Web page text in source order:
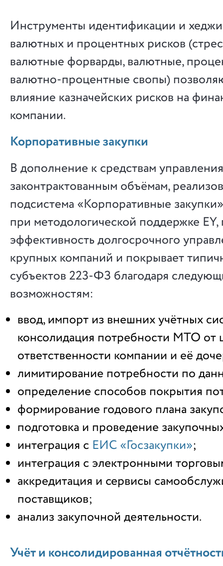
Инструменты идентификации и
валютных и процентных рисков
валютные форварды, валютные,
валютно-процентные свопы)
влияние казначейских рисков на
компании.
Корпоративные закупки
В дополнение к средствам
законтрактованным объёмам,
подсистема «Корпоративные
при методологической поддержке
эффективность долгосрочного
крупных компаний и покрывает
субъектов 223-ФЗ благодаря
возможностям:
ввод, импорт из внешних учётных
консолидация потребности МТО от
ответственности компании и её
лимитирование потребности по
определение способов покрытия
формирование годового плана
подготовка и проведение
интеграция с ЕИС «Госзакупки»;
интеграция с электронными
аккредитация и сервисы
поставщиков;
анализ закупочной деятельности.
Учёт и консолидированная